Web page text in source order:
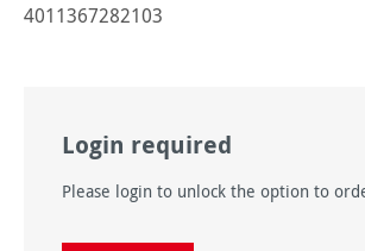
4011367282103
Login required
Please login to unlock the option to